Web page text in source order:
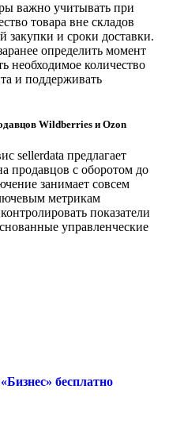
важно учитывать при
товара вне складов
закупки и сроки доставки.
определить момент
необходимое количество
и поддерживать
Wildberries и Ozon
sellerdata предлагает
продавцов с оборотом до
занимает совсем
метрикам
показатели
управленческие
бесплатно